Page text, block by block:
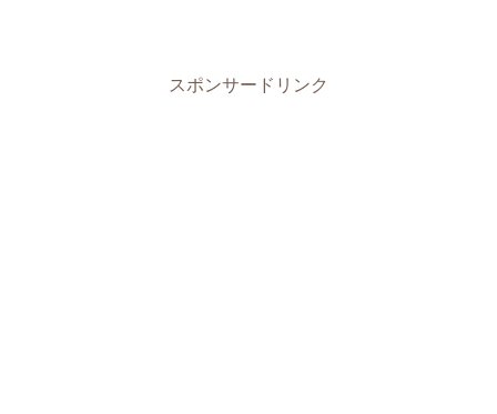
スポンサードリンク